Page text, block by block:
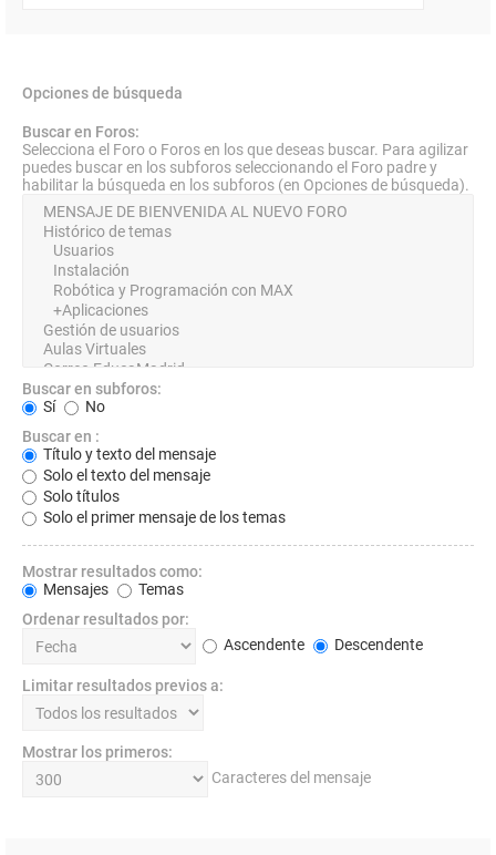
Opciones de búsqueda
Buscar en Foros:
Selecciona el Foro o Foros en los que deseas buscar. Para agilizar
puedes buscar en los subforos seleccionando el Foro padre y
habilitar la búsqueda en los subforos (en Opciones de búsqueda).
Buscar en subforos:
Sí
No
Buscar en :
Título y texto del mensaje
Solo el texto del mensaje
Solo títulos
Solo el primer mensaje de los temas
Mostrar resultados como:
Mensajes
Temas
Ordenar resultados por:
Ascendente
Descendente
Limitar resultados previos a:
Mostrar los primeros:
Caracteres del mensaje